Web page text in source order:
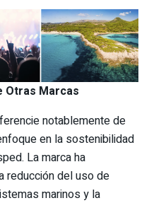
Otras Marcas
notablemente de
en la sostenibilidad
La marca ha
reducción del uso de
marinos y la